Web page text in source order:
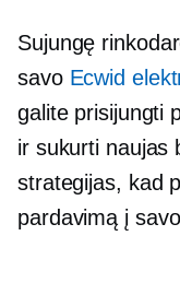
Sujungę
savo Ecwid
galite prisijungti
ir sukurti naujas
strategijas, kad
pardavimą į